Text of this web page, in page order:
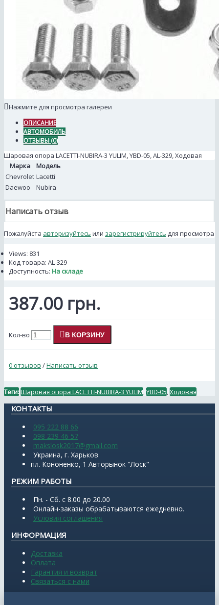
Нажмите для просмотра галереи
ОПИСАНИЕ
АВТОМОБИЛЬ
ОТЗЫВЫ (0)
Шаровая опора LACETTI-NUBIRA-3 YULIM, YBD-05, AL-329, Ходовая
Марка
Модель
Chevrolet Lacetti
Daewoo
Nubira
Написать отзыв
Пожалуйста авторизуйтесь или зарегистрируйтесь для просмотра
Views: 831
Код товара: AL-329
Доступность: На складе
387.00 грн.
Кол-во В КОРЗИНУ
0 отзывов /Написать отзыв
Теги:Шаровая опора LACETTI-NUBIRA-3 YULIM YBD-05 Ходовая
КОНТАКТЫ
095 222 88 66
098 239 46 57
makslosk2017@gmail.com
Украина, г. Харьков
пл. Кононенко, 1 Авторынок "Лоск"
РЕЖИМ РАБОТЫ
Пн. - Сб. с 8.00 до 20.00
Онлайн-заказы обрабатываются ежедневно.
Условия соглашения
ИНФОРМАЦИЯ
Доставка
Оплата
Гарантия и возврат
Связаться с нами